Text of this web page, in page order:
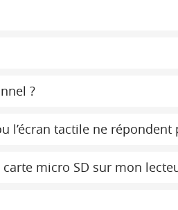
?
l’écran tactile ne répondent
micro SD sur mon